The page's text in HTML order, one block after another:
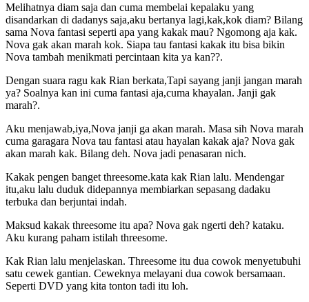
Melihatnya diam saja dan cuma membelai kepalaku yang
disandarkan di dadanys saja,aku bertanya lagi,kak,kok diam? Bilang
sama Nova fantasi seperti apa yang kakak mau? Ngomong aja kak.
Nova gak akan marah kok. Siapa tau fantasi kakak itu bisa bikin
Nova tambah menikmati percintaan kita ya kan??.
Dengan suara ragu kak Rian berkata,Tapi sayang janji jangan marah
ya? Soalnya kan ini cuma fantasi aja,cuma khayalan. Janji gak
marah?.
Aku menjawab,iya,Nova janji ga akan marah. Masa sih Nova marah
cuma garagara Nova tau fantasi atau hayalan kakak aja? Nova gak
akan marah kak. Bilang deh. Nova jadi penasaran nich.
Kakak pengen banget threesome.kata kak Rian lalu. Mendengar
itu,aku lalu duduk didepannya membiarkan sepasang dadaku
terbuka dan berjuntai indah.
Maksud kakak threesome itu apa? Nova gak ngerti deh? kataku.
Aku kurang paham istilah threesome.
Kak Rian lalu menjelaskan. Threesome itu dua cowok menyetubuhi
satu cewek gantian. Ceweknya melayani dua cowok bersamaan.
Seperti DVD yang kita tonton tadi itu loh.